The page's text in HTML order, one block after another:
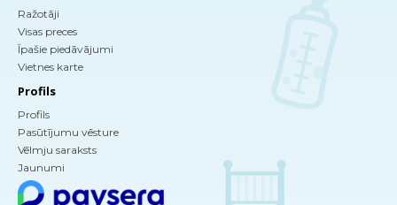
Ražotāji
Visas preces
Īpašie piedāvājumi
Vietnes karte
Profils
Profils
Pasūtījumu vēsture
Vēlmju saraksts
Jaunumi